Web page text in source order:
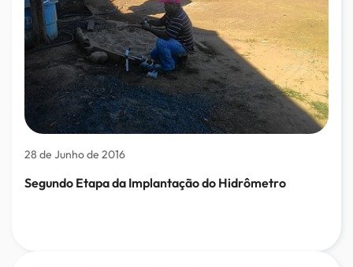
28 de Junho de 2016
Segundo Etapa da Implantação do Hidrômetro